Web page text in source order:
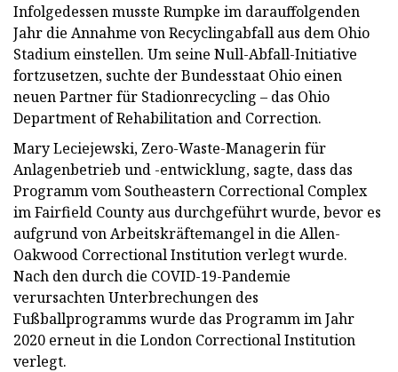
Infolgedessen musste Rumpke im darauffolgenden
Jahr die Annahme von Recyclingabfall aus dem Ohio
Stadium einstellen. Um seine Null-Abfall-Initiative
fortzusetzen, suchte der Bundesstaat Ohio einen
neuen Partner für Stadionrecycling – das Ohio
Department of Rehabilitation and Correction.
Mary Leciejewski, Zero-Waste-Managerin für
Anlagenbetrieb und -entwicklung, sagte, dass das
Programm vom Southeastern Correctional Complex
im Fairfield County aus durchgeführt wurde, bevor es
aufgrund von Arbeitskräftemangel in die Allen-
Oakwood Correctional Institution verlegt wurde.
Nach den durch die COVID-19-Pandemie
verursachten Unterbrechungen des
Fußballprogramms wurde das Programm im Jahr
2020 erneut in die London Correctional Institution
verlegt.